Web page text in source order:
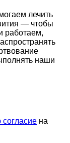
лечить
— чтобы
работаем,
наши
согласие на